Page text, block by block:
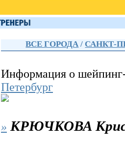
ВСЕ ГОРОДА /САНКТ-
Информация о
Петербург
» КРЮЧКОВА